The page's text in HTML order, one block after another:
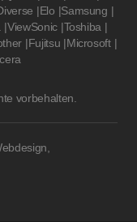
|Elo |Samsung |
|ViewSonic |Toshiba |
|Fujitsu |Microsoft |
vorbehalten.